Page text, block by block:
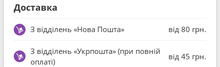
Доставка
З відділень «Нова Пошта» від 80 грн.
З відділень «Укрпошта» (при повній
оплаті)
від 45 грн.